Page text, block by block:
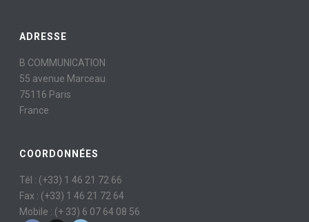
ADRESSE
B COMMUNICATION
55 avenue Marceau
75116 Paris
France
COORDONNÉES
Tél : (+33) 1 46 21 72 66
Fax : (+33) 1 46 21 72 64
Mobile : (+ 33) 6 07 64 08 56